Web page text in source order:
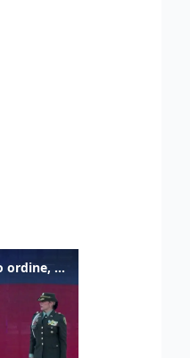
De la Espriella: "In Colombia torneranno ordine, autorità e libertà"